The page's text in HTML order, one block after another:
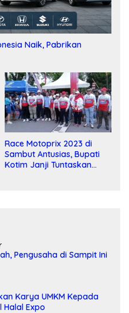
Naik, Pabrikan
Race Motoprix 2023 di
Sambut Antusias, Bupati
Kotim Janji Tuntaskan
Pengusaha di Sampit Ini
Karya UMKM Kepada
Halal Expo